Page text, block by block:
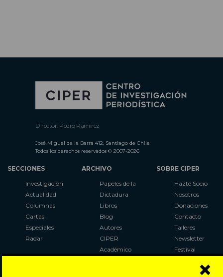
×
Director: Pedro Ramírez
José Miguel de la Barra 412, Santiago de Chile
Todos los derechos reservados © 2007-2026
SECCIONES
Investigación
Actualidad
Columnas
Cartas
Especiales
Radar
ARCHIVO
Papeles de la
Dictadura
Libros
Blog
Autores
CIPER
Académico
SOBRE CIPER
Hazte Socio
Nosotros
Donaciones
Contacto
Talleres
Newsletter
Festival